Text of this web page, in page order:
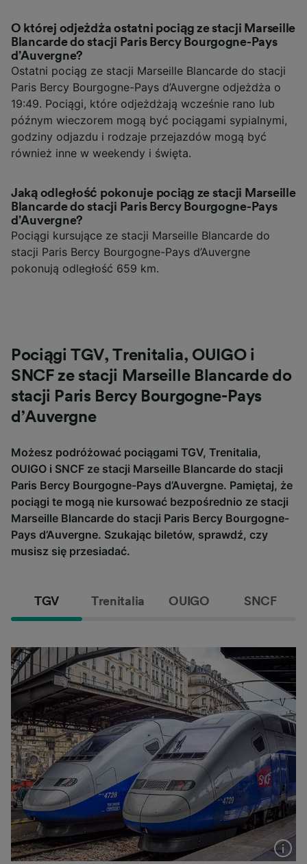
O której odjeżdża ostatni pociąg ze stacji Marseille
Blancarde do stacji Paris Bercy Bourgogne-Pays
d’Auvergne?
Ostatni pociąg ze stacji Marseille Blancarde do stacji
Paris Bercy Bourgogne-Pays d’Auvergne odjeżdża o
19:49. Pociągi, które odjeżdżają wcześnie rano lub
późnym wieczorem mogą być pociągami sypialnymi,
godziny odjazdu i rodzaje przejazdów mogą być
również inne w weekendy i święta.
Jaką odległość pokonuje pociąg ze stacji Marseille
Blancarde do stacji Paris Bercy Bourgogne-Pays
d’Auvergne?
Pociągi kursujące ze stacji Marseille Blancarde do
stacji Paris Bercy Bourgogne-Pays d’Auvergne
pokonują odległość 659 km.
Pociągi TGV, Trenitalia, OUIGO i
SNCF ze stacji Marseille Blancarde do
stacji Paris Bercy Bourgogne-Pays
d’Auvergne
Możesz podróżować pociągami TGV, Trenitalia,
OUIGO i SNCF ze stacji Marseille Blancarde do stacji
Paris Bercy Bourgogne-Pays d’Auvergne. Pamiętaj, że
pociągi te mogą nie kursować bezpośrednio ze stacji
Marseille Blancarde do stacji Paris Bercy Bourgogne-
Pays d’Auvergne. Szukając biletów, sprawdź, czy
musisz się przesiadać.
TGV Trenitalia OUIGO SNCF